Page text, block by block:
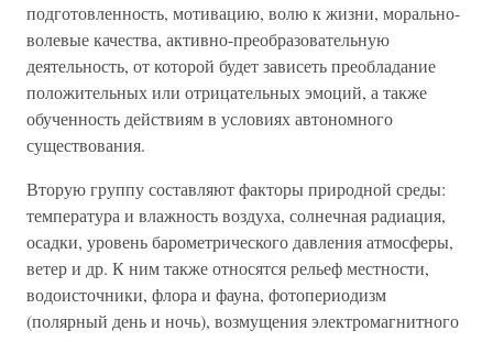
подготовленность, мотивацию, волю к жизни, морально-
волевые качества, активно-преобразовательную
деятельность, от которой будет зависеть преобладание
положительных или отрицательных эмоций, а также
обученность действиям в условиях автономного
существования.
Вторую группу составляют факторы природной среды:
температура и влажность воздуха, солнечная радиация,
осадки, уровень барометрического давления атмосферы,
ветер и др. К ним также относятся рельеф местности,
водоисточники, флора и фауна, фотопериодизм
(полярный день и ночь), возмущения электромагнитного